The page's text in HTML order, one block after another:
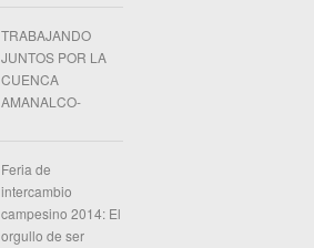
TRABAJANDO
JUNTOS POR LA
CUENCA
AMANALCO-
Feria de
intercambio
campesino 2014: El
orgullo de ser